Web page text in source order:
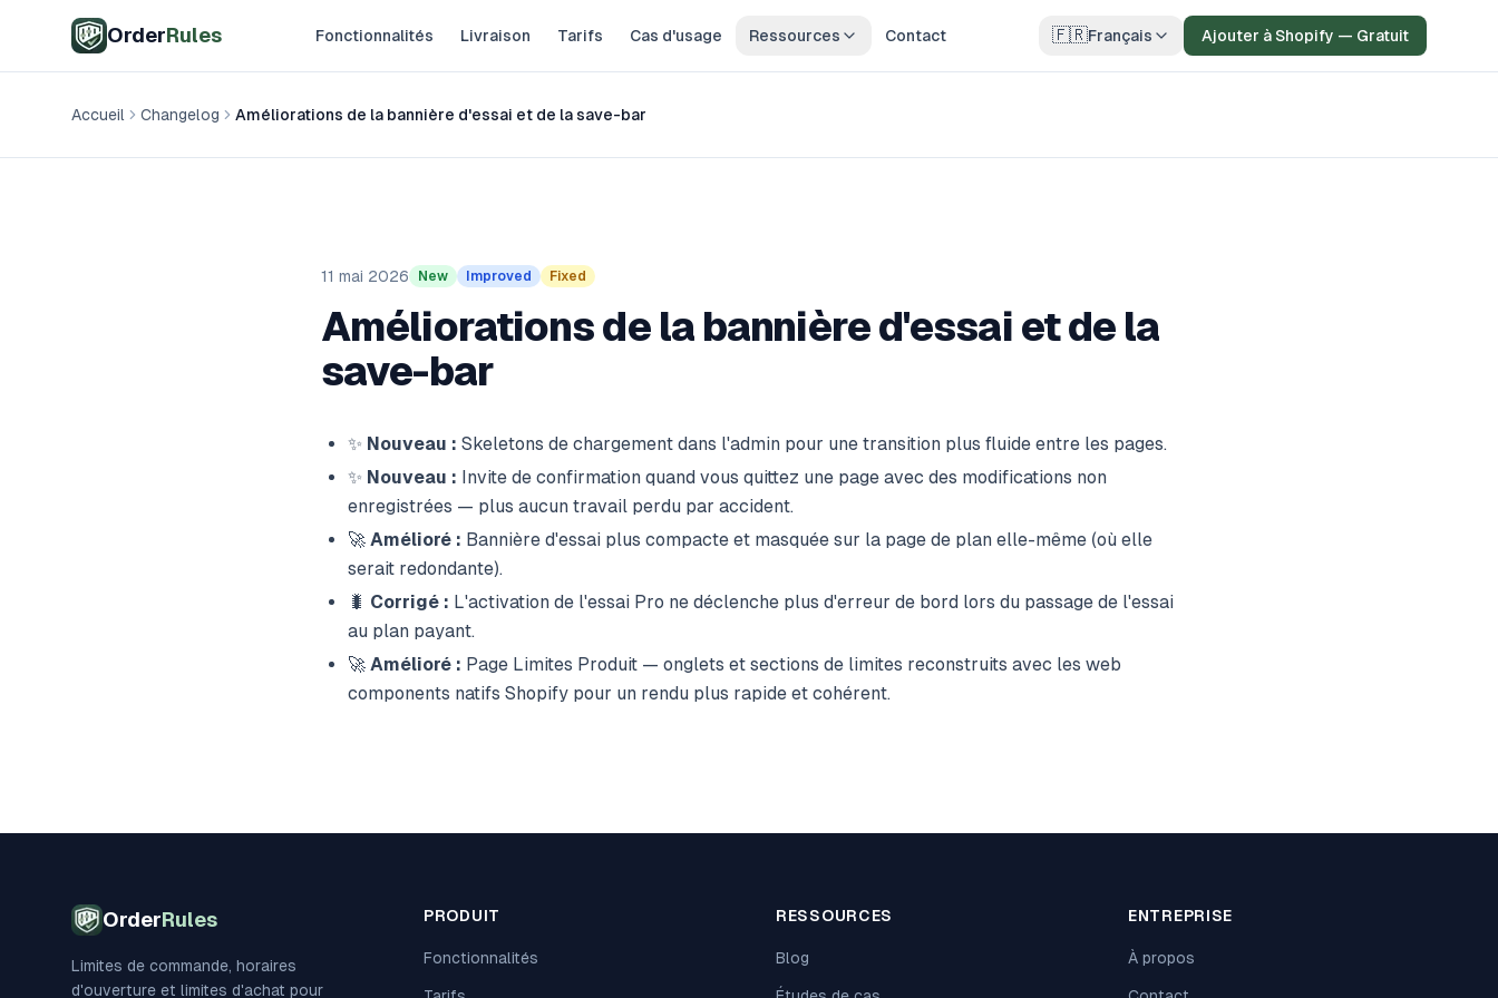
OrderRules Fonctionnalités Livraison Tarifs Cas d'usage Ressources Contact 🇫🇷Français Ajouter à Shopify — Gratuit
Accueil Changelog Améliorations de la bannière d'essai et de la save-bar
11 mai 2026 New Improved Fixed
Améliorations de la bannière d'essai et de la
save-bar
✨ Nouveau : Skeletons de chargement dans l'admin pour une transition plus fluide entre les pages.
✨ Nouveau : Invite de confirmation quand vous quittez une page avec des modifications non
enregistrées — plus aucun travail perdu par accident.
🚀 Amélioré : Bannière d'essai plus compacte et masquée sur la page de plan elle-même (où elle
serait redondante).
🐛 Corrigé : L'activation de l'essai Pro ne déclenche plus d'erreur de bord lors du passage de l'essai
au plan payant.
🚀 Amélioré : Page Limites Produit — onglets et sections de limites reconstruits avec les web
components natifs Shopify pour un rendu plus rapide et cohérent.
OrderRules
Limites de commande, horaires
d'ouverture et limites d'achat pour
PRODUIT
Fonctionnalités
RESSOURCES
Blog
ENTREPRISE
À propos